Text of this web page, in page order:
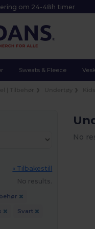
om 24-48h timer
Sweats & Fleece
« Tilbakestill
No results.
Svart
No